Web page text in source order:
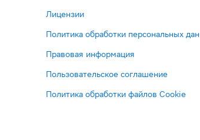
Лицензии
Политика обработки персональных
Правовая информация
Пользовательское соглашение
Политика обработки файлов Cookie